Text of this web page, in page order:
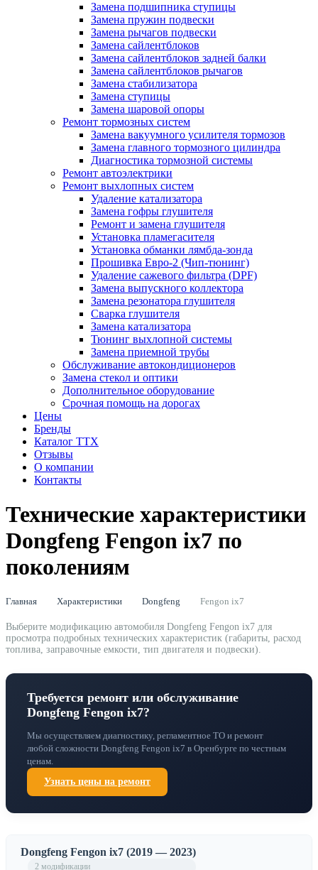
Замена подшипника ступицы
Замена пружин подвески
Замена рычагов подвески
Замена сайлентблоков
Замена сайлентблоков задней балки
Замена сайлентблоков рычагов
Замена стабилизатора
Замена ступицы
Замена шаровой опоры
Ремонт тормозных систем
Замена вакуумного усилителя тормозов
Замена главного тормозного цилиндра
Диагностика тормозной системы
Ремонт автоэлектрики
Ремонт выхлопных систем
Удаление катализатора
Замена гофры глушителя
Ремонт и замена глушителя
Установка пламегасителя
Установка обманки лямбда-зонда
Прошивка Евро-2 (Чип-тюнинг)
Удаление сажевого фильтра (DPF)
Замена выпускного коллектора
Замена резонатора глушителя
Сварка глушителя
Замена катализатора
Тюнинг выхлопной системы
Замена приемной трубы
Обслуживание автокондиционеров
Замена стекол и оптики
Дополнительное оборудование
Срочная помощь на дорогах
Цены
Бренды
Каталог ТТХ
Отзывы
О компании
Контакты
Технические характеристики
Dongfeng Fengon ix7 по
поколениям
Главная Характеристики Dongfeng Fengon ix7
Выберите модификацию автомобиля Dongfeng Fengon ix7 для
просмотра подробных технических характеристик (габариты, расход
топлива, заправочные емкости, тип двигателя и подвески).
Требуется ремонт или обслуживание
Dongfeng Fengon ix7?
Мы осуществляем диагностику, регламентное ТО и ремонт
любой сложности Dongfeng Fengon ix7 в Оренбурге по честным
ценам.
Узнать цены на ремонт
Dongfeng Fengon ix7 (2019 — 2023)
2 модификации